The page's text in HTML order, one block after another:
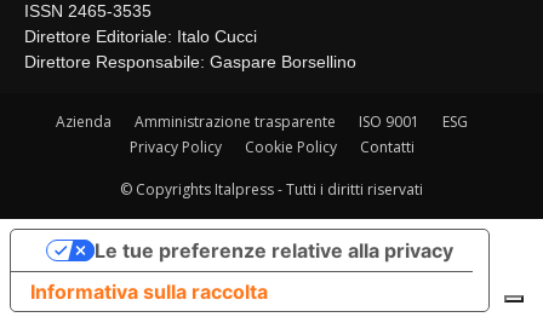
ISSN 2465-3535
Direttore Editoriale: Italo Cucci
Direttore Responsabile: Gaspare Borsellino
Azienda Amministrazione trasparente ISO 9001
ESG
Privacy Policy
Cookie Policy Contatti
© Copyrights Italpress - Tutti i diritti riservati
Informativa sulla raccolta
Le tue preferenze relative alla privacy